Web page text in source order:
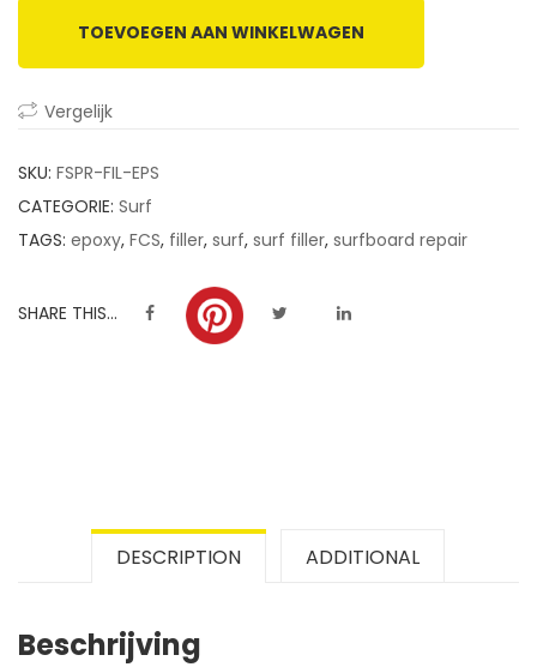
TOEVOEGEN AAN WINKELWAGEN
Vergelijk
SKU: FSPR-FIL-EPS
CATEGORIE: Surf
TAGS: epoxy, FCS, filler, surf, surf filler, surfboard repair
SHARE THIS...
DESCRIPTION ADDITIONAL
Beschrijving